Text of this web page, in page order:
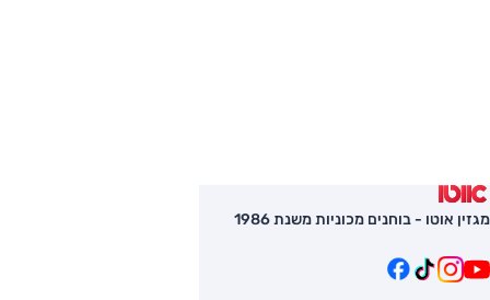
מגזין אוטו - בוחנים מכוניות משנת 1986